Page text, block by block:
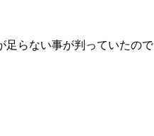
足らない事が判っていたので